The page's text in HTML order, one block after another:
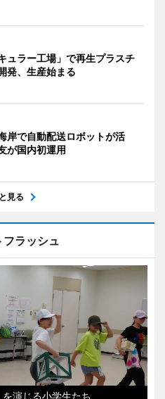
ュラー工場」で再生プラスチ
発、生産始まる
岸で自動配送ロボットが活
国内初運用
見る
フラッシュ
演じる小学生たち